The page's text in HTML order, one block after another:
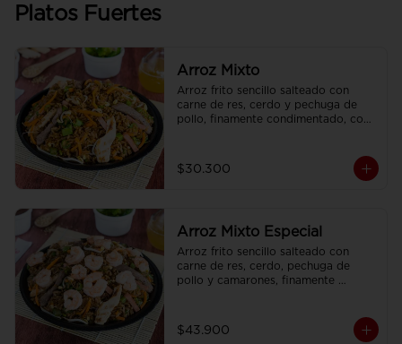
Platos Fuertes
Arroz Mixto
Arroz frito sencillo salteado con
carne de res, cerdo y pechuga de
pollo, finamente condimentado, con
$30.300
Arroz Mixto Especial
Arroz frito sencillo salteado con
carne de res, cerdo, pechuga de
pollo y camarones, finamente
$43.900